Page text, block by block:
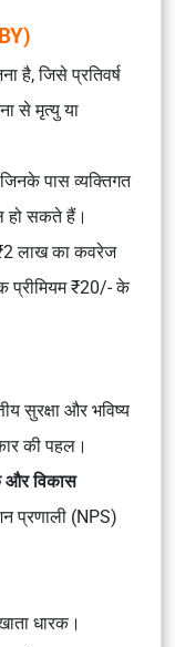
है, जिसे प्रतिवर्ष
से मृत्यु या
पास व्यक्तिगत
हो सकते हैं।
₹2 लाख का कवरेज
प्रीमियम ₹20/- के
सुरक्षा और भविष्य
की पहल।
और विकास
प्रणाली (NPS)
धारक।